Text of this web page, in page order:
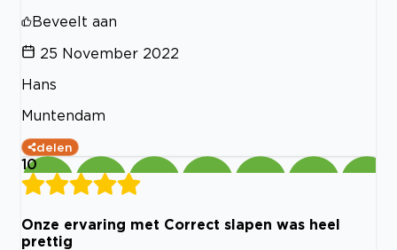
Beveelt aan
25 November 2022
Hans
Muntendam
delen
10
Onze ervaring met Correct slapen was heel
prettig